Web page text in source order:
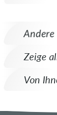
Zeige
Von